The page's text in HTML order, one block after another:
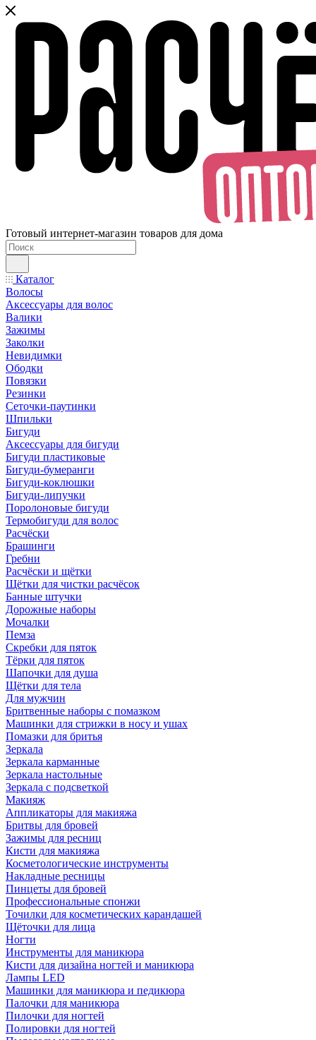
Готовый интернет-магазин товаров для дома
Каталог
Волосы
Аксессуары для волос
Валики
Зажимы
Заколки
Невидимки
Ободки
Повязки
Резинки
Сеточки-паутинки
Шпильки
Бигуди
Аксессуары для бигуди
Бигуди пластиковые
Бигуди-бумеранги
Бигуди-коклюшки
Бигуди-липучки
Поролоновые бигуди
Термобигуди для волос
Расчёски
Брашинги
Гребни
Расчёски и щётки
Щётки для чистки расчёсок
Банные штучки
Дорожные наборы
Мочалки
Пемза
Скребки для пяток
Тёрки для пяток
Шапочки для душа
Щётки для тела
Для мужчин
Бритвенные наборы с помазком
Машинки для стрижки в носу и ушах
Помазки для бритья
Зеркала
Зеркала карманные
Зеркала настольные
Зеркала с подсветкой
Макияж
Аппликаторы для макияжа
Бритвы для бровей
Зажимы для ресниц
Кисти для макияжа
Косметологические инструменты
Накладные ресницы
Пинцеты для бровей
Профессиональные спонжи
Точилки для косметических карандашей
Щёточки для лица
Ногти
Инструменты для маникюра
Кисти для дизайна ногтей и маникюра
Лампы LED
Машинки для маникюра и педикюра
Палочки для маникюра
Пилочки для ногтей
Полировки для ногтей